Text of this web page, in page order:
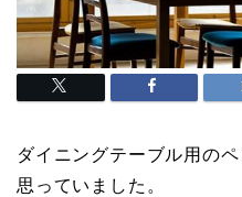
ダイニングテーブル用の
思っていました。